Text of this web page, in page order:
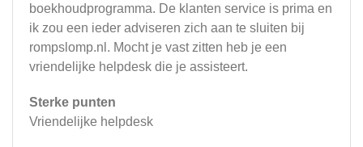
boekhoudprogramma. De klanten service is prima en
ik zou een ieder adviseren zich aan te sluiten bij
rompslomp.nl. Mocht je vast zitten heb je een
vriendelijke helpdesk die je assisteert.
Sterke punten
Vriendelijke helpdesk